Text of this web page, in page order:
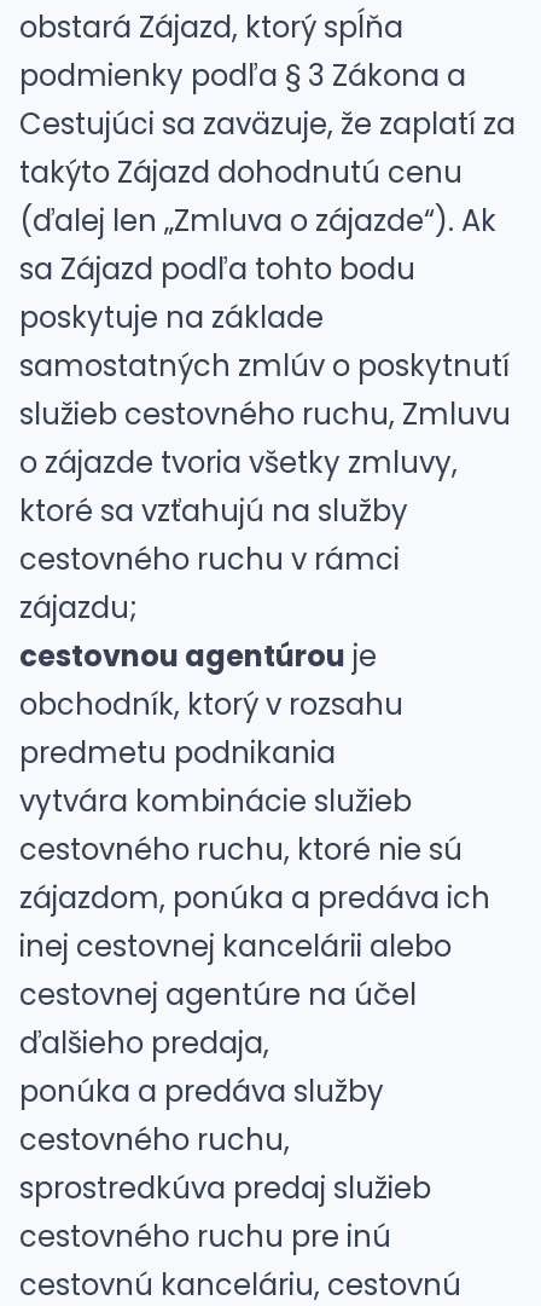
obstará Zájazd, ktorý spĺňa
podmienky podľa § 3 Zákona a
Cestujúci sa zaväzuje, že zaplatí za
takýto Zájazd dohodnutú cenu
(ďalej len „Zmluva o zájazde“). Ak
sa Zájazd podľa tohto bodu
poskytuje na základe
samostatných zmlúv o poskytnutí
služieb cestovného ruchu, Zmluvu
o zájazde tvoria všetky zmluvy,
ktoré sa vzťahujú na služby
cestovného ruchu v rámci
zájazdu;
cestovnou agentúrou je
obchodník, ktorý v rozsahu
predmetu podnikania
vytvára kombinácie služieb
cestovného ruchu, ktoré nie sú
zájazdom, ponúka a predáva ich
inej cestovnej kancelárii alebo
cestovnej agentúre na účel
ďalšieho predaja,
ponúka a predáva služby
cestovného ruchu,
sprostredkúva predaj služieb
cestovného ruchu pre inú
cestovnú kanceláriu, cestovnú